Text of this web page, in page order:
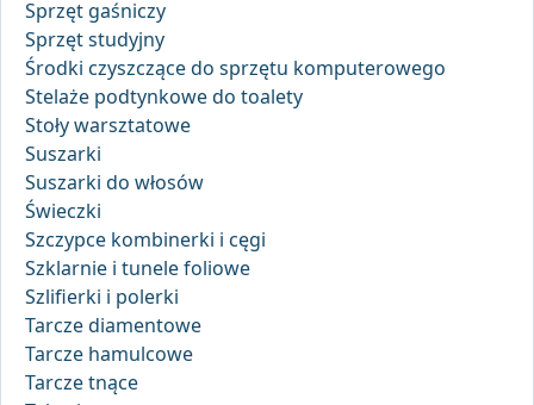
Sprzęt gaśniczy
Sprzęt studyjny
Środki czyszczące do sprzętu komputerowego
Stelaże podtynkowe do toalety
Stoły warsztatowe
Suszarki
Suszarki do włosów
Świeczki
Szczypce kombinerki i cęgi
Szklarnie i tunele foliowe
Szlifierki i polerki
Tarcze diamentowe
Tarcze hamulcowe
Tarcze tnące